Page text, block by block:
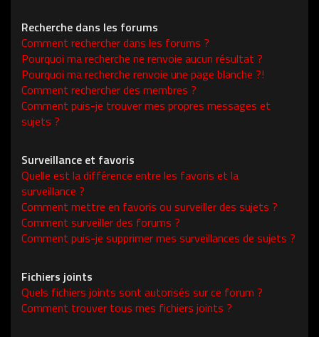
Recherche dans les forums
Comment rechercher dans les forums ?
Pourquoi ma recherche ne renvoie aucun résultat ?
Pourquoi ma recherche renvoie une page blanche ?!
Comment rechercher des membres ?
Comment puis-je trouver mes propres messages et
sujets ?
Surveillance et favoris
Quelle est la différence entre les favoris et la
surveillance ?
Comment mettre en favoris ou surveiller des sujets ?
Comment surveiller des forums ?
Comment puis-je supprimer mes surveillances de sujets ?
Fichiers joints
Quels fichiers joints sont autorisés sur ce forum ?
Comment trouver tous mes fichiers joints ?